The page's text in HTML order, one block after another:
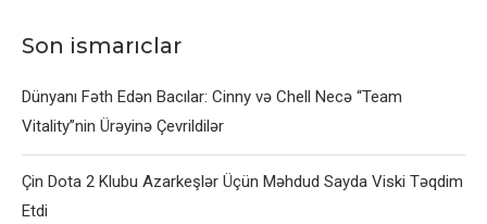
Son ismarıclar
Dünyanı Fəth Edən Bacılar: Cinny və Chell Necə “Team
Vitality”nin Ürəyinə Çevrildilər
Çin Dota 2 Klubu Azarkeşlər Üçün Məhdud Sayda Viski Təqdim
Etdi